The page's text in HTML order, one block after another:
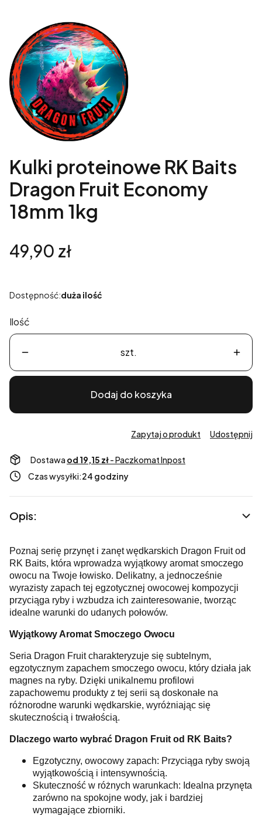
Kulki proteinowe RK Baits
Dragon Fruit Economy
18mm 1kg
Cena
49,90 zł
Dostępność:duża ilość
Ilość
szt.
Dodaj do koszyka
Zapytaj o produkt Udostępnij
Dostawa od 19,15 zł- Paczkomat Inpost
Czas wysyłki:24 godziny
Opis:
Poznaj serię przynęt i zanęt wędkarskich Dragon Fruit od
RK Baits, która wprowadza wyjątkowy aromat smoczego
owocu na Twoje łowisko. Delikatny, a jednocześnie
wyrazisty zapach tej egzotycznej owocowej kompozycji
przyciąga ryby i wzbudza ich zainteresowanie, tworząc
idealne warunki do udanych połowów.
Wyjątkowy Aromat Smoczego Owocu
Seria Dragon Fruit charakteryzuje się subtelnym,
egzotycznym zapachem smoczego owocu, który działa jak
magnes na ryby. Dzięki unikalnemu profilowi
zapachowemu produkty z tej serii są doskonałe na
różnorodne warunki wędkarskie, wyróżniając się
skutecznością i trwałością.
Dlaczego warto wybrać Dragon Fruit od RK Baits?
Egzotyczny, owocowy zapach: Przyciąga ryby swoją
wyjątkowością i intensywnością.
Skuteczność w różnych warunkach: Idealna przynęta
zarówno na spokojne wody, jak i bardziej
wymagające zbiorniki.